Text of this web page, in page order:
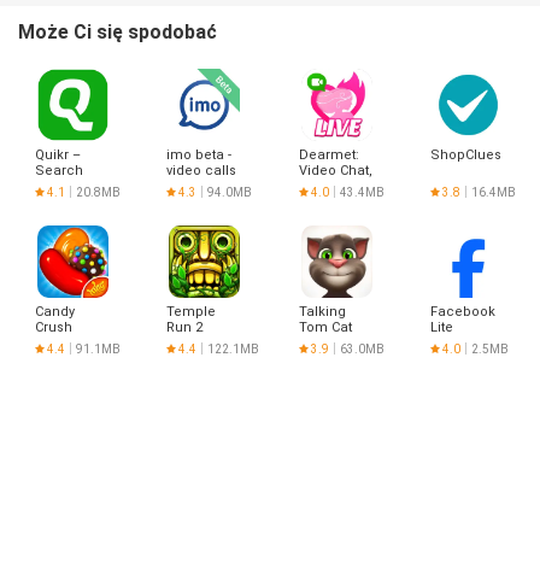
Może Ci się spodobać
Quikr –
Search
Jobs,
Mobiles,
4.1 20.8MB
imo beta -
video calls
and chat
4.3 94.0MB
Dearmet:
Video Chat,
Live Talk
4.0 43.4MB
ShopClues
3.8 16.4MB
Candy
Crush
Saga
4.4 91.1MB
Temple
Run 2
4.4 122.1MB
Talking
Tom Cat
3.9 63.0MB
Facebook
Lite
4.0 2.5MB